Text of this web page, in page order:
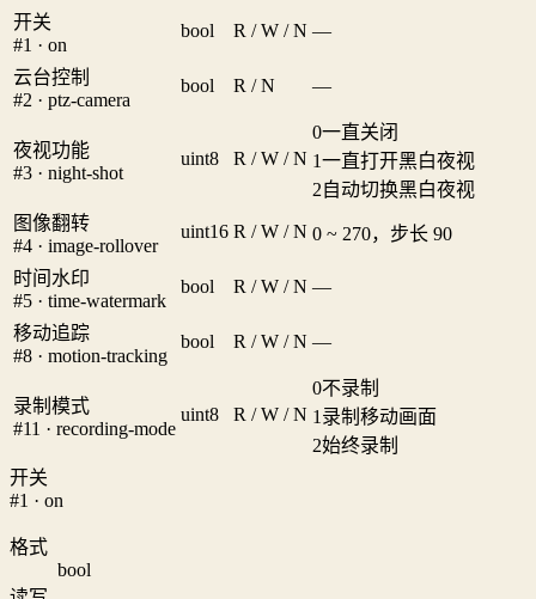
开关
#1 · on
bool R / W / N —
云台控制
#2 · ptz-camera
bool R / N —
夜视功能
#3 · night-shot
uint8 R / W / N
0一直关闭
1一直打开黑白夜视
2自动切换黑白夜视
图像翻转
#4 · image-rollover
uint16 R / W / N 0 ~ 270，步长 90
时间水印
#5 · time-watermark
bool R / W / N —
移动追踪
#8 · motion-tracking
bool R / W / N —
录制模式
#11 · recording-mode
uint8 R / W / N
0不录制
1 录制移动画面
2始终录制
开关
#1 · on
格式
bool